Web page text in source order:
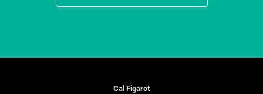
Cal Figarot